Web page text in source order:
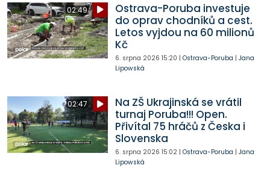
02:49
Ostrava-Poruba investuje
do oprav chodníků a cest.
Letos vyjdou na 60 milionů
Kč
6. srpna 2026 15:20 | Ostrava-Poruba | Jana
Lipowská
02:47
Na ZŠ Ukrajinská se vrátil
turnaj Poruba!!! Open.
Přivítal 75 hráčů z Česka i
Slovenska
6. srpna 2026 15:02| Ostrava-Poruba | Jana
Lipowská